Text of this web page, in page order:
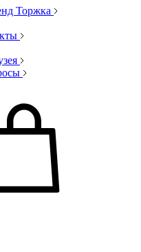
Торжка